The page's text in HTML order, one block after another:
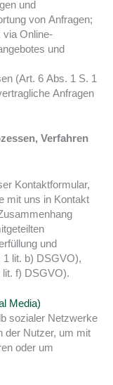
und
von Anfragen;
Online-
und
(Art. 6 Abs. 1 S. 1
Anfragen
Verfahren
Kontaktformular,
mit uns in Kontakt
und
lit. b) DSGVO),
f) DSGVO).
Media)
sozialer Netzwerke
der Nutzer, um mit
oder um